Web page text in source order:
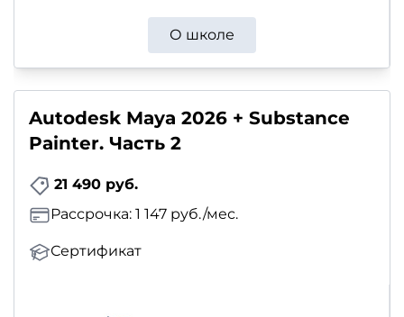
О школе
Autodesk Maya 2026 + Substance
Painter. Часть 2
21 490 руб.
Сертификат
Рассрочка: 1 147 руб./мес.